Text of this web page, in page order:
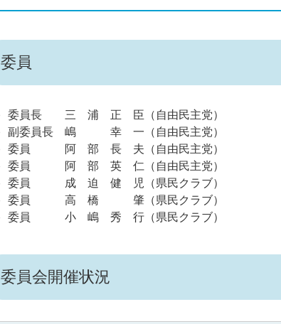
委員
委員長 三 浦 正 臣（自由民主党）
副委員長 嶋 幸 一（自由民主党）
委員 阿 部 長 夫（自由民主党）
委員 阿 部 英 仁（自由民主党）
委員 成 迫 健 児（県民クラブ）
委員 高 橋 肇（県民クラブ）
委員 小 嶋 秀 行（県民クラブ）
委員会開催状況